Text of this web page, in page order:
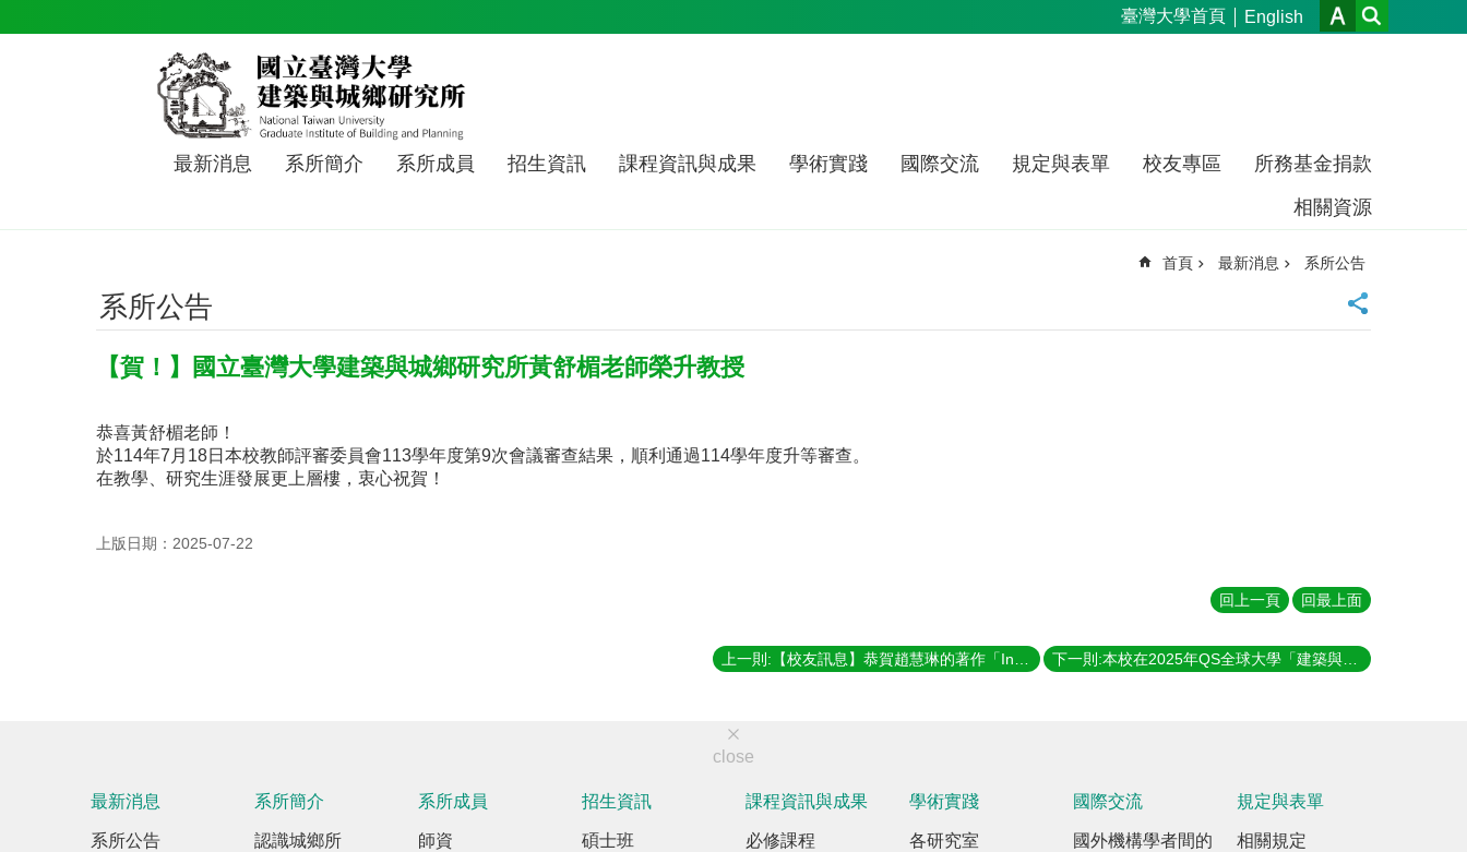
臺灣大學首頁 English
最新消息 系所簡介 系所成員 招生資訊 課程資訊與成果 學術實踐 國際交流 規定與表單 校友專區
所務基金捐款
相關資源
首頁 最新消息 系所公告
系所公告
【賀！】國立臺灣大學建築與城鄉研究所黃舒楣老師榮升教授
恭喜黃舒楣老師！
於114年7月18日本校教師評審委員會113學年度第9次會議審查結果，順利通過114學年度升等審查。
在教學、研究生涯發展更上層樓，衷心祝賀！
上版日期：2025-07-22
回上一頁 回最上面
close
最新消息
系所公告
系所簡介
認識城鄉所
系所成員
師資
招生資訊
碩士班
課程資訊與成果
必修課程
學術實踐
各研究室
國際交流
國外機構學者間的
規定與表單
相關規定